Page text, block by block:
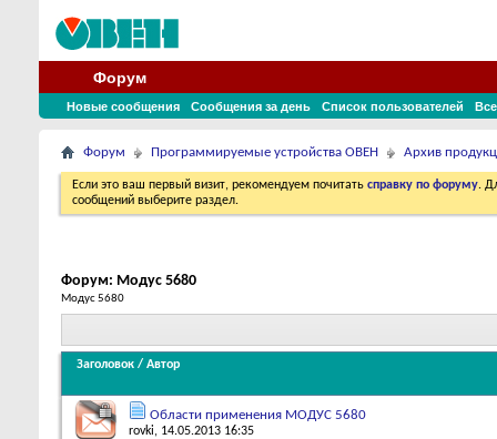
Форум
Новые сообщения Сообщения за день Список пользователей
Форум Программируемые устройства ОВЕН Архив
Если это ваш первый визит, рекомендуем почитать справку по форуму.
сообщений выберите раздел.
Форум: Модус 5680
Модус 5680
Заголовок / Автор
Области применения МОДУС 5680
rovki, 14.05.2013 16:35